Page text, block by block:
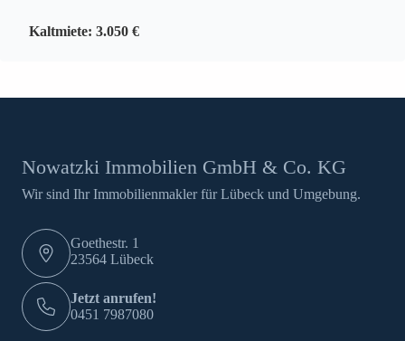
Kaltmiete: 3.050 €
Nowatzki Immobilien GmbH & Co. KG
Wir sind Ihr Immobilienmakler für Lübeck und Umgebung.
Goethestr. 1
23564 Lübeck
Jetzt anrufen!
0451 7987080